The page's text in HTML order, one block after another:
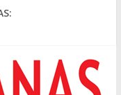
viento: alerta del
durante la